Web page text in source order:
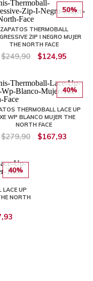
50%
ZAPATOS THERMOBALL
ZIP I NEGRO MUJER
THE NORTH FACE
$249,90 $124,95
40%
THERMOBALL LACE UP
WP BLANCO MUJER THE
NORTH FACE
$279,90 $167,93
40%
LACE UP
NORTH